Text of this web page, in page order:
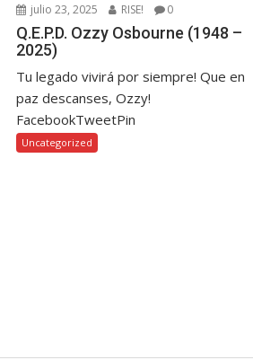
julio 23, 2025 RISE! 0
Q.E.P.D. Ozzy Osbourne (1948 –
2025)
Tu legado vivirá por siempre! Que en
paz descanses, Ozzy!
FacebookTweetPin
Uncategorized